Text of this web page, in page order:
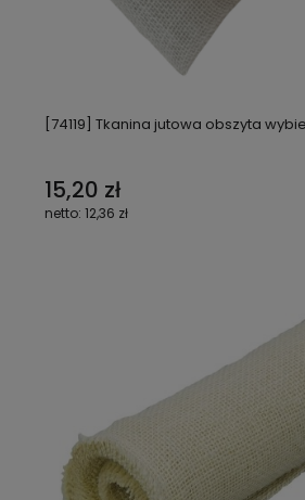
[74119] Tkanina jutowa obszyta
15,20 zł
12,36 zł